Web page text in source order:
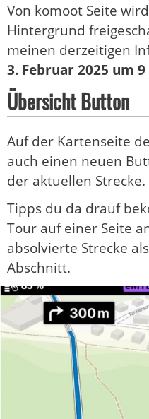
Von komoot Seite
Hintergrund
meinen derzeitigen
3. Februar 2025 um
Übersicht Button
Auf der Kartenseite
auch einen neuen
der aktuellen Strecke.
Tipps du da drauf
Tour auf einer Seite
absolvierte Strecke
Abschnitt.